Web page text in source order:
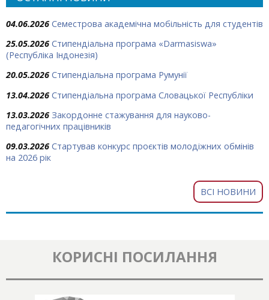
04.06.2026 Семестрова академічна мобільність для студентів
25.05.2026 Стипендіальна програма «Darmasiswa»
(Республіка Індонезія)
20.05.2026 Стипендіальна програма Румунії
13.04.2026 Стипендіальна програма Словацької Республіки
13.03.2026 Закордонне стажування для науково-
педагогічних працівників
09.03.2026 Стартував конкурс проєктів молодіжних обмінів
на 2026 рік
ВСІ НОВИНИ
КОРИСНІ ПОСИЛАННЯ